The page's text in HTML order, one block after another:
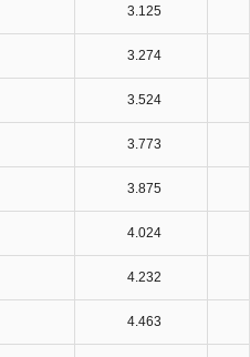
3.125
3.274
3.524
3.773
3.875
4.024
4.232
4.463